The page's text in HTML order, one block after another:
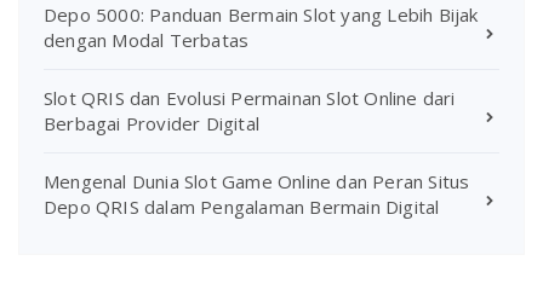
Depo 5000: Panduan Bermain Slot yang Lebih Bijak
dengan Modal Terbatas
Slot QRIS dan Evolusi Permainan Slot Online dari
Berbagai Provider Digital
Mengenal Dunia Slot Game Online dan Peran Situs
Depo QRIS dalam Pengalaman Bermain Digital